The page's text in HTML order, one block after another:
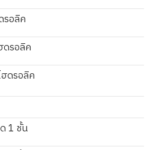
รอลิค
ดรอลิค
ฮดรอลิค
1 ชั้น